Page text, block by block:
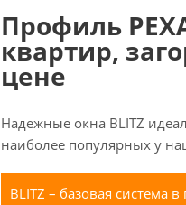
Профиль
квартир,
цене
Надежные окна BLITZ
наиболее популярных у
BLITZ – базовая система